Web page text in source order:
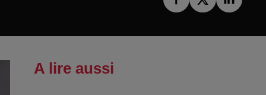
A lire aussi